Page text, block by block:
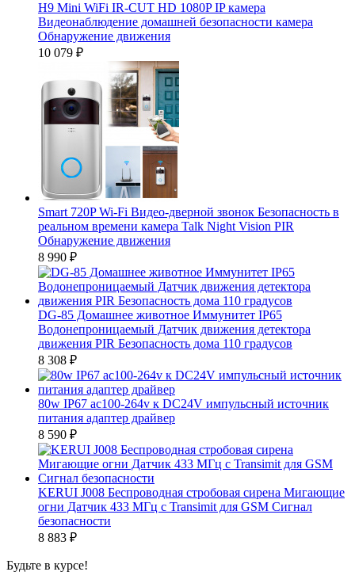
H9 Mini WiFi IR-CUT HD 1080P IP камера
Видеонаблюдение домашней безопасности камера
Обнаружение движения
10 079 ₽
Smart 720P Wi-Fi Видео-дверной звонок Безопасность в
реальном времени камера Talk Night Vision PIR
Обнаружение движения
8 990 ₽
DG-85 Домашнее животное Иммунитет IP65
Водонепроницаемый Датчик движения детектора
движения PIR Безопасность дома 110 градусов
8 308 ₽
80w IP67 ac100-264v к DC24V импульсный источник
питания адаптер драйвер
8 590 ₽
KERUI J008 Беспроводная стробовая сирена Мигающие
огни Датчик 433 МГц с Transimit для GSM Сигнал
безопасности
8 883 ₽
Будьте в курсе!